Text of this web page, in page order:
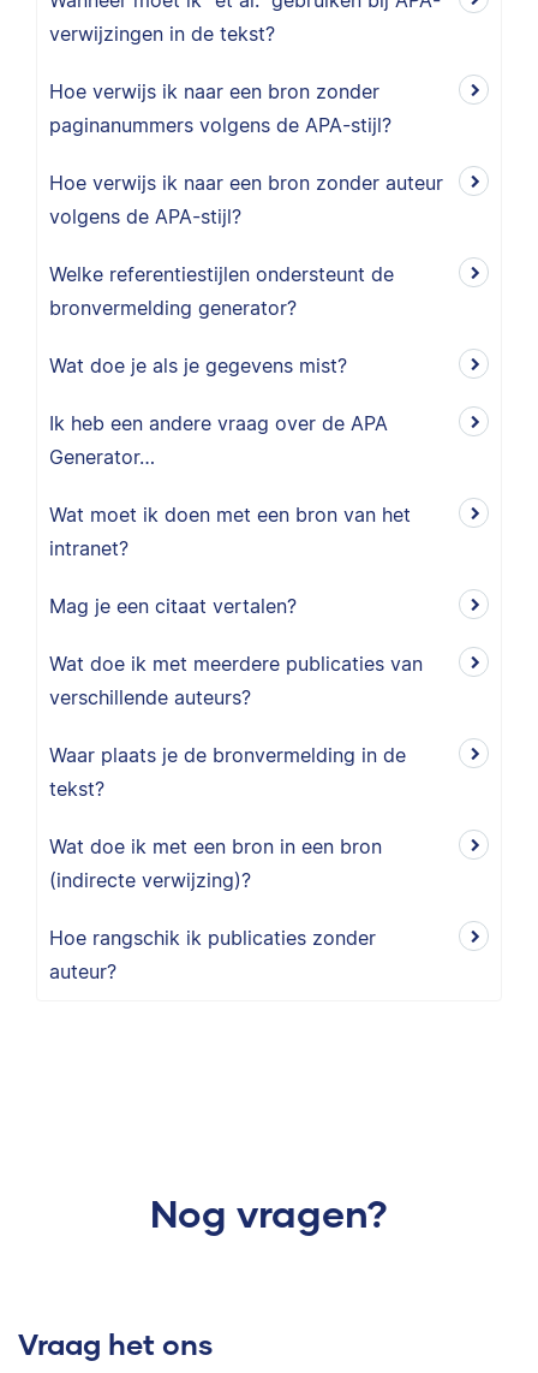
verwijzingen in de tekst?
Hoe verwijs ik naar een bron zonder
paginanummers volgens de APA-stijl?
Hoe verwijs ik naar een bron zonder auteur
volgens de APA-stijl?
Welke referentiestijlen ondersteunt de
bronvermelding generator?
Wat doe je als je gegevens mist?
Ik heb een andere vraag over de APA
Generator…
Wat moet ik doen met een bron van het
intranet?
Mag je een citaat vertalen?
Wat doe ik met meerdere publicaties van
verschillende auteurs?
Waar plaats je de bronvermelding in de
tekst?
Wat doe ik met een bron in een bron
(indirecte verwijzing)?
Hoe rangschik ik publicaties zonder
auteur?
Nog vragen?
Vraag het ons